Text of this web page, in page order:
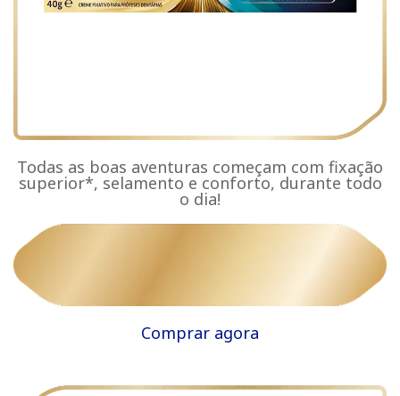
Todas as boas aventuras começam com fixação
superior*, selamento e conforto, durante todo
o dia!
Comprar agora